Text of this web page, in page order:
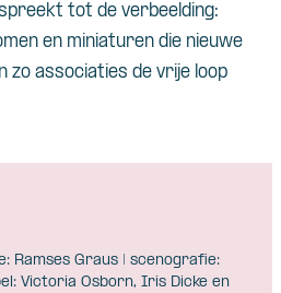
tot de verbeelding:
en miniaturen die nieuwe
zo associaties de vrije loop
Ramses Graus | scenografie:
Victoria Osborn, Iris Dicke en